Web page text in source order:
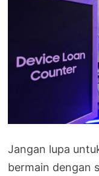
Jangan lupa
bermain dengan